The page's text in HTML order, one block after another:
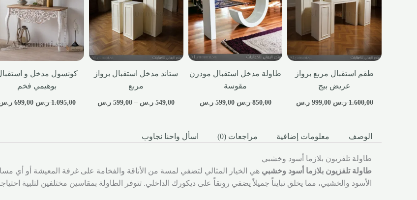
طقم استقبال مربع برواز
عريض بيج
1.600,00 ر.س 999,00 ر.س
طاولة مدخل استقبال مودرن
مقوسة
850,00 ر.س 599,00 ر.س
ستاند مدخل استقبال برواز
مربع
549,00 ر.س –
599,00 ر.س
كونسول مدخل و
بوهيمي فخم
1.095,00 ر.س 699,00
الوصف معلومات إضافية مراجعات (0) اسأل واحنا نجاوب
طاولة تلفزيون بلازما أسود وخشبي
طاولة تلفزيون بلازما أسود وخشبي هي الخيار المثالي لتضفي لمسة من الأناقة والفخامة على غرفة المعيشة أو أي
الأسود والخشبي، مما يخلق تبايناً جميلاً يضفي رونقاً على ديكورك الداخلي. تتوفر الطاولة بمقاسين مختلفين لتلبية